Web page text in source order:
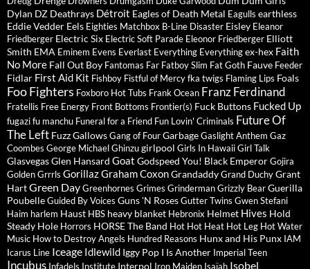
Dylan DZ Deathrays Détroit Eagles of Death Metal Eagulls earthless
Eddie Vedder Eels Eighties Matchbox B-Line Disaster Eisley Eleanor
Friedberger Electric Six Electric Soft Parade Eleonor Friedberger Elliott
Smith EMA Eminem Evens Everlast Everything Everythingex-hex Faith
No More Fall Out Boy Fantomas Far Fatboy Slim Fat Goth Fauve Feeder
Fidlar First Aid Kit Fishboy Fistful of Mercyfka twigs Flaming Lips Foals
Foo Fighters Foxboro Hot Tubs Frank Ocean Franz Ferdinand
Fratellis Free Energy Front Bottoms Frontier(s) Fuck Buttons Fucked Up
fugazifu manchu Funeral for a Friend Fun Lovin' Criminals Future Of
The Left FuzzGallowsGang of FourGarbageGaslight Anthem Gaz
Coombes George MichaelGhinzugirlpool Girls In HawaiiGirl Talk
GlasvegasGlen Hansard Goat Godspeed You! Black EmperorGojira
Golden Grrrls GorillazGraham CoxonGrandaddyGrand DuchyGrant
HartGreen DayGreenhornes Grimes GrindermanGrizzly BearGuerilla
PoubelleGuided By Voices Guns 'N RosesGutter Twins Gwen Stefani
Haim harlem Haust HBS heavy blanket Hebronix Helmet Hives Hold
Steady Hole Horrors HORSE The Band Hot Hot Heat Hot Leg Hot Water
Music How to Destroy Angels Hundred Reasons Hunx and His Punx IAM
Icarus Line Iceage Idlewild Iggy Pop I Is Another Imperial Teen
Incubus Infadels Institute Interpol Iron Maiden Isaïah Isobel